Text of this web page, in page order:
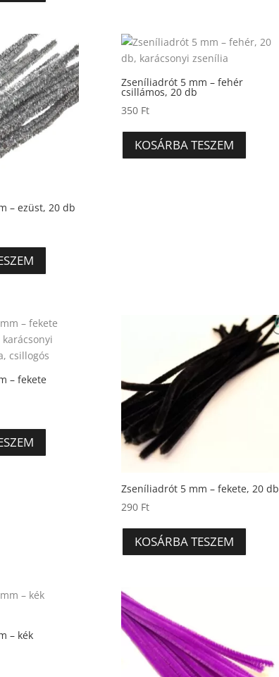
– ezüst, 20 db
Zseníliadrót 5 mm – fehér
csillámos, 20 db
350 Ft
KOSÁRBA TESZEM
– fekete
Zseníliadrót 5 mm – fekete, 20 db
290 Ft
KOSÁRBA TESZEM
– kék